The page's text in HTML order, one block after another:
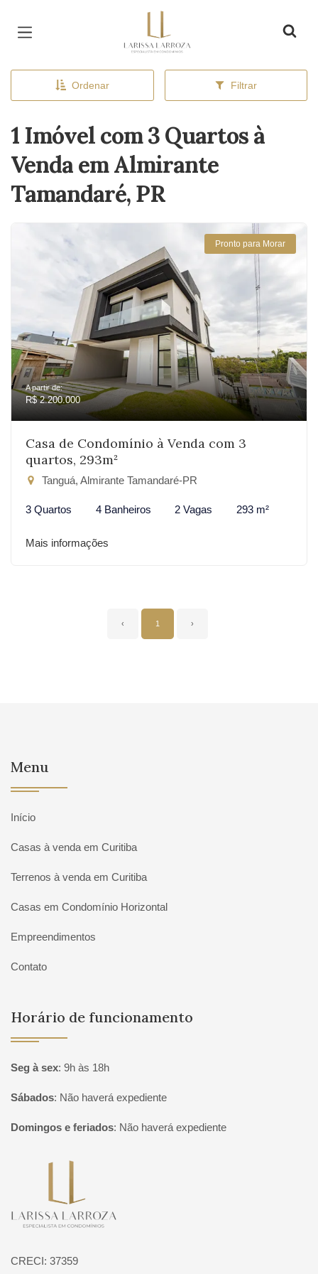
Ordenar Filtrar
1 Imóvel com 3 Quartos à
Venda em Almirante
Tamandaré, PR
Pronto para Morar
A partir de:
R$ 2.200.000
Casa de Condomínio à Venda com 3
quartos, 293m²
Tanguá, Almirante Tamandaré-PR
3 Quartos 4 Banheiros 2 Vagas 293 m²
Mais informações
‹ 1 ›
Menu
Início
Casas à venda em Curitiba
Terrenos à venda em Curitiba
Casas em Condomínio Horizontal
Empreendimentos
Contato
Horário de funcionamento
Seg à sex: 9h às 18h
Sábados: Não haverá expediente
Domingos e feriados: Não haverá expediente
CRECI: 37359